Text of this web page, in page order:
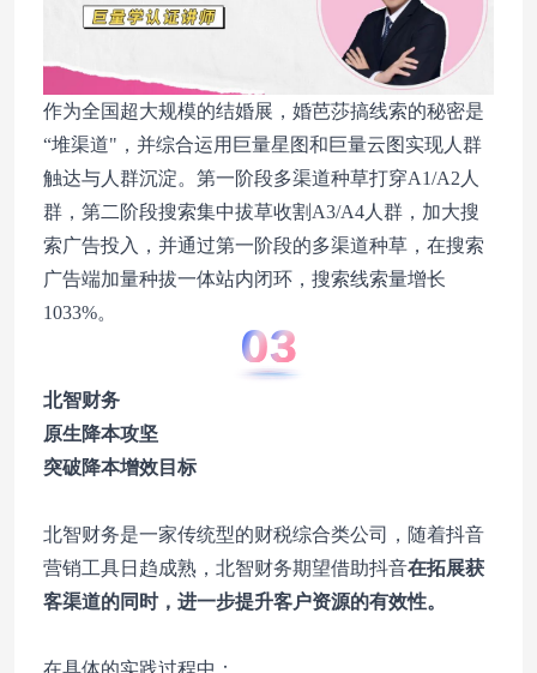
作为全国超大规模的结婚展，婚芭莎搞线索的秘密是
“堆渠道"，并综合运用巨量星图和巨量云图实现人群
触达与人群沉淀。第一阶段多渠道种草打穿A1/A2人
群，第二阶段搜索集中拔草收割A3/A4人群，加大搜
索广告投入，并通过第一阶段的多渠道种草，在搜索
广告端加量种拔一体站内闭环，搜索线索量增长
1033%。
北智财务
原生降本攻坚
突破降本增效目标
北智财务是一家传统型的财税综合类公司，随着抖音
营销工具日趋成熟，北智财务期望借助抖音在拓展获
客渠道的同时，进一步提升客户资源的有效性。